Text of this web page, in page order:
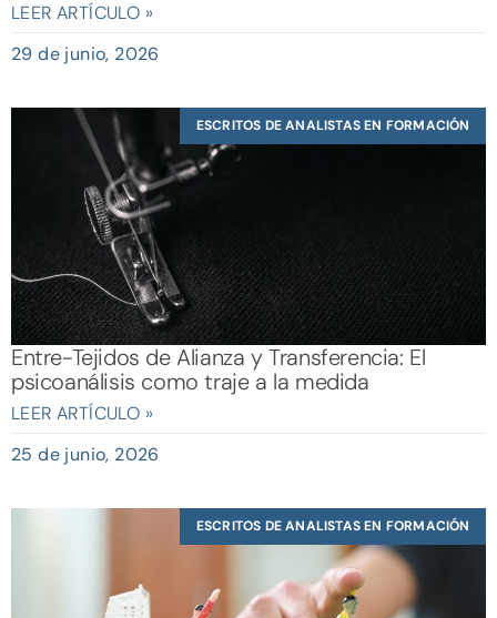
LEER ARTÍCULO »
29 de junio, 2026
ESCRITOS DE ANALISTAS EN FORMACIÓN
Entre-Tejidos de Alianza y Transferencia: El
psicoanálisis como traje a la medida
LEER ARTÍCULO »
25 de junio, 2026
ESCRITOS DE ANALISTAS EN FORMACIÓN